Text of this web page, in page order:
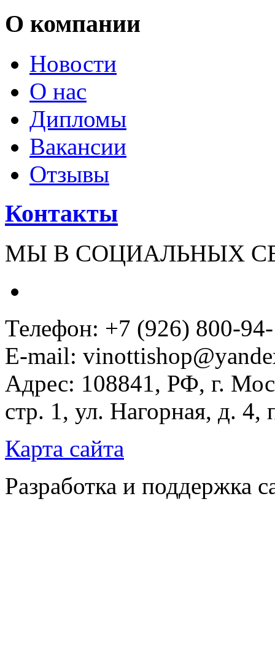
О компании
Новости
О нас
Дипломы
Вакансии
Отзывы
Контакты
МЫ В СОЦИАЛЬНЫХ
Телефон: +7 (926) 800-
E-mail:
Адрес: 108841, РФ, г.
стр. 1, ул. Нагорная, д.
Карта сайта
Разработка и поддержка